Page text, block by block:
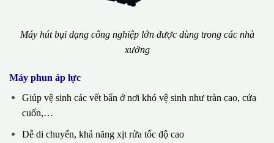
Máy hút bụi dạng công nghiệp lớn được dùng trong các nhà
xưởng
Máy phun áp lực
Giúp vệ sinh các vết bẩn ở nơi khó vệ sinh như tràn cao, cửa
cuốn,…
Dễ di chuyển, khả năng xịt rửa tốc độ cao